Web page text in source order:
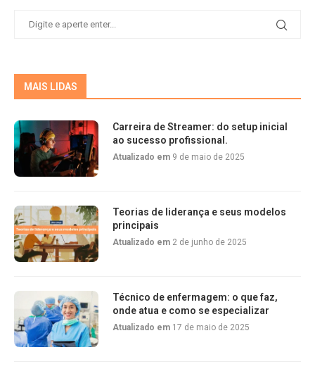
MAIS LIDAS
Carreira de Streamer: do setup inicial
ao sucesso profissional.
Atualizado em 9 de maio de 2025
Teorias de liderança e seus modelos
principais
Atualizado em 2 de junho de 2025
Técnico de enfermagem: o que faz,
onde atua e como se especializar
Atualizado em 17 de maio de 2025